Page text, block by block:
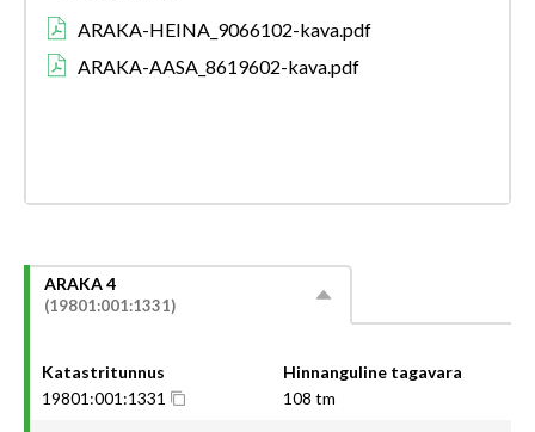
ARAKA-HEINA_9066102-kava.pdf
ARAKA-AASA_8619602-kava.pdf
ARAKA 4
(19801:001:1331)
Katastritunnus
19801:001:1331
Hinnanguline tagavara
108 tm